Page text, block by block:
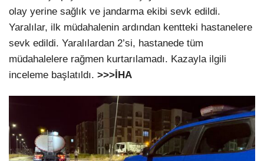
olay yerine sağlık ve jandarma ekibi sevk edildi.
Yaralılar, ilk müdahalenin ardından kentteki hastanelere
sevk edildi. Yaralılardan 2’si, hastanede tüm
müdahalelere rağmen kurtarılamadı. Kazayla ilgili
inceleme başlatıldı. >>>İHA